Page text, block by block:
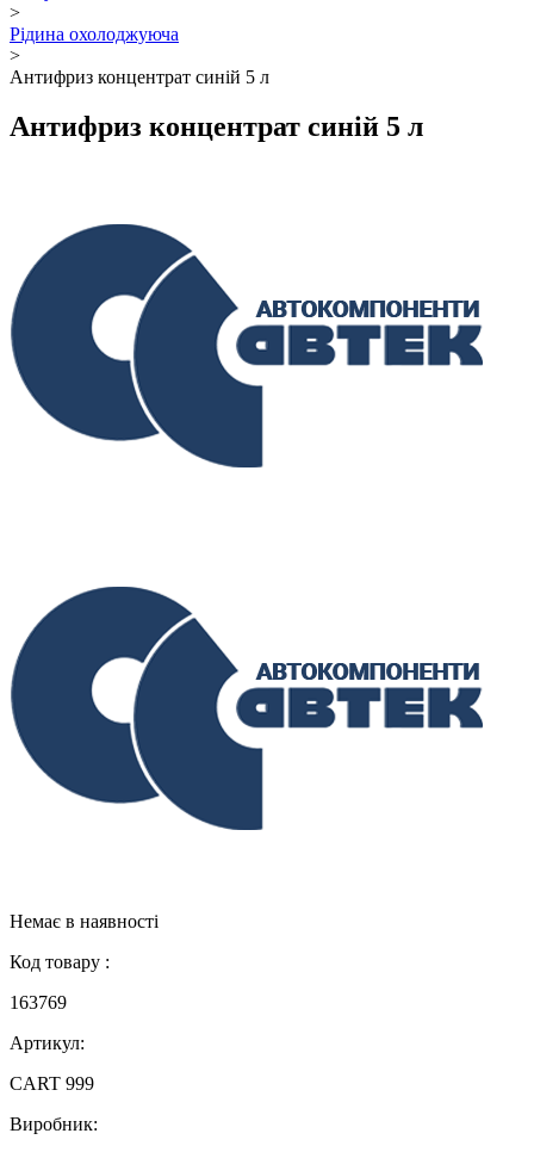
>
Рідина охолоджуюча
>
Антифриз концентрат синій 5 л
Антифриз концентрат синій 5 л
Немає в наявності
Код товару :
163769
Артикул:
CART 999
Виробник: